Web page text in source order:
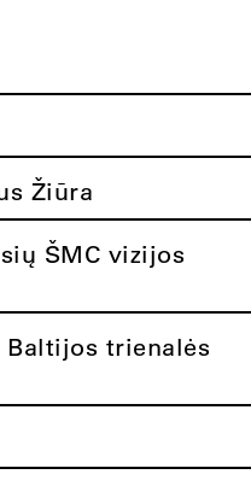
Žiūra
ŠMC vizijos
Baltijos trienalės